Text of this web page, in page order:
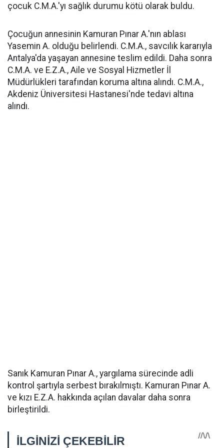
çocuk C.M.A.'yı sağlık durumu kötü olarak buldu.
Çocuğun annesinin Kamuran Pınar A.'nın ablası
Yasemin A. olduğu belirlendi. C.M.A., savcılık kararıyla
Antalya'da yaşayan annesine teslim edildi. Daha sonra
C.M.A. ve E.Z.A., Aile ve Sosyal Hizmetler İl
Müdürlükleri tarafından koruma altına alındı. C.M.A.,
Akdeniz Üniversitesi Hastanesi'nde tedavi altına
alındı.
Sanık Kamuran Pınar A., yargılama sürecinde adli
kontrol şartıyla serbest bırakılmıştı. Kamuran Pınar A.
ve kızı E.Z.A. hakkında açılan davalar daha sonra
birleştirildi.